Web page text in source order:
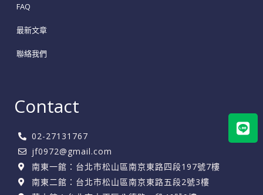
FAQ
最新文章
聯絡我們
Contact
02-27131767
jf0972@gmail.com
南東一館：台北市松山區南京東路四段197號7樓
南東二館：台北市松山區南京東路五段2號3樓